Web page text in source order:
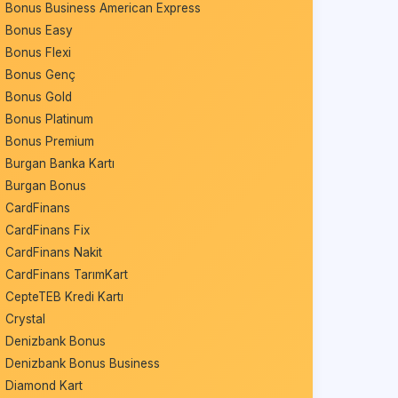
Bonus Business American Express
Bonus Easy
Bonus Flexi
Bonus Genç
Bonus Gold
Bonus Platinum
Bonus Premium
Burgan Banka Kartı
Burgan Bonus
CardFinans
CardFinans Fix
CardFinans Nakit
CardFinans TarımKart
CepteTEB Kredi Kartı
Crystal
Denizbank Bonus
Denizbank Bonus Business
Diamond Kart